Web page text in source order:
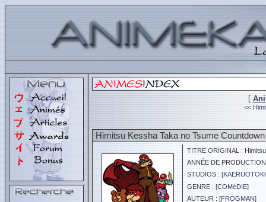
[
<<
Himitsu Kessha Taka no Tsume Countdown
TITRE ORIGINAL :
ANNÉE DE
STUDIOS : [
GENRE : [COMéDIE]
AUTEUR : [FROGMAN]